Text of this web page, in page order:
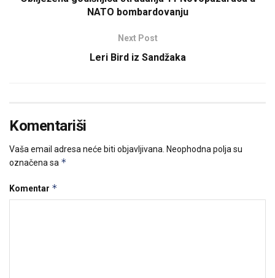
NATO bombardovanju
Next Post
Leri Bird iz Sandžaka
Komentariši
Vaša email adresa neće biti objavljivana. Neophodna polja su
označena sa *
Komentar *